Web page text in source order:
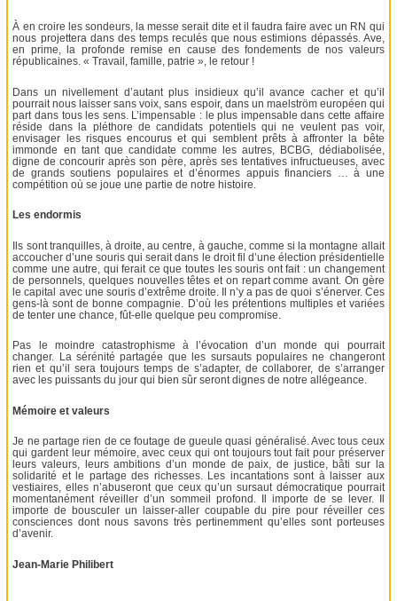
À en croire les sondeurs, la messe serait dite et il faudra faire avec un RN qui
nous projettera dans des temps reculés que nous estimions dépassés. Ave,
en prime, la profonde remise en cause des fondements de nos valeurs
républicaines. « Travail, famille, patrie », le retour !
Dans un nivellement d’autant plus insidieux qu’il avance cacher et qu’il
pourrait nous laisser sans voix, sans espoir, dans un maelström européen qui
part dans tous les sens. L’impensable : le plus impensable dans cette affaire
réside dans la pléthore de candidats potentiels qui ne veulent pas voir,
envisager les risques encourus et qui semblent prêts à affronter la bête
immonde en tant que candidate comme les autres, BCBG, dédiabolisée,
digne de concourir après son père, après ses tentatives infructueuses, avec
de grands soutiens populaires et d’énormes appuis financiers … à une
compétition où se joue une partie de notre histoire.
Les endormis
Ils sont tranquilles, à droite, au centre, à gauche, comme si la montagne allait
accoucher d’une souris qui serait dans le droit fil d’une élection présidentielle
comme une autre, qui ferait ce que toutes les souris ont fait : un changement
de personnels, quelques nouvelles têtes et on repart comme avant. On gère
le capital avec une souris d’extrême droite. Il n’y a pas de quoi s’énerver. Ces
gens-là sont de bonne compagnie. D’où les prétentions multiples et variées
de tenter une chance, fût-elle quelque peu compromise.
Pas le moindre catastrophisme à l’évocation d’un monde qui pourrait
changer. La sérénité partagée que les sursauts populaires ne changeront
rien et qu’il sera toujours temps de s’adapter, de collaborer, de s’arranger
avec les puissants du jour qui bien sûr seront dignes de notre allégeance.
Mémoire et valeurs
Je ne partage rien de ce foutage de gueule quasi généralisé. Avec tous ceux
qui gardent leur mémoire, avec ceux qui ont toujours tout fait pour préserver
leurs valeurs, leurs ambitions d’un monde de paix, de justice, bâti sur la
solidarité et le partage des richesses. Les incantations sont à laisser aux
vestiaires, elles n’abuseront que ceux qu’un sursaut démocratique pourrait
momentanément réveiller d’un sommeil profond. Il importe de se lever. Il
importe de bousculer un laisser-aller coupable du pire pour réveiller ces
consciences dont nous savons très pertinemment qu’elles sont porteuses
d’avenir.
Jean-Marie Philibert